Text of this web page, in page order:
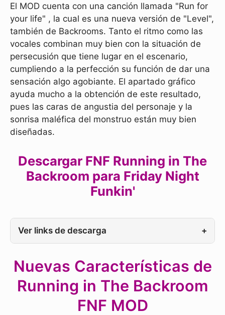
El MOD cuenta con una canción llamada "Run for
your life" , la cual es una nueva versión de "Level",
también de Backrooms. Tanto el ritmo como las
vocales combinan muy bien con la situación de
persecusión que tiene lugar en el escenario,
cumpliendo a la perfección su función de dar una
sensación algo agobiante. El apartado gráfico
ayuda mucho a la obtención de este resultado,
pues las caras de angustia del personaje y la
sonrisa maléfica del monstruo están muy bien
diseñadas.
Descargar FNF Running in The
Backroom para Friday Night
Funkin'
Ver links de descarga +
Nuevas Características de
Running in The Backroom
FNF MOD